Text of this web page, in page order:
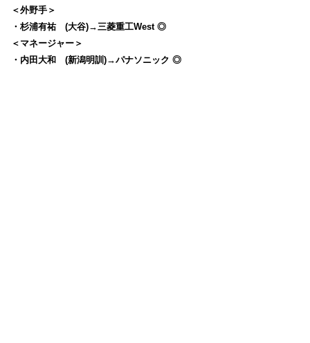
＜外野手＞
・杉浦有祐 (大谷)→三菱重工West ◎
＜マネージャー＞
・内田大和 (新潟明訓)→パナソニック ◎